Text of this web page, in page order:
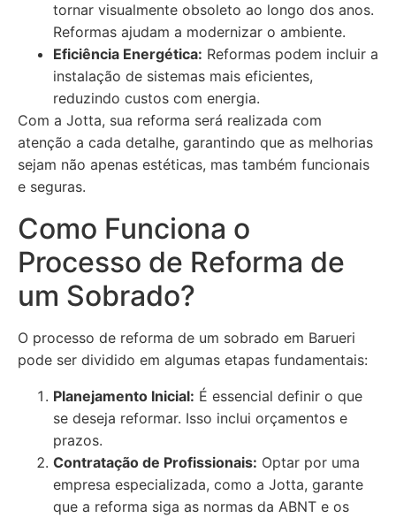
tornar visualmente obsoleto ao longo dos anos.
Reformas ajudam a modernizar o ambiente.
Eficiência Energética: Reformas podem incluir a
instalação de sistemas mais eficientes,
reduzindo custos com energia.
Com a Jotta, sua reforma será realizada com
atenção a cada detalhe, garantindo que as melhorias
sejam não apenas estéticas, mas também funcionais
e seguras.
Como Funciona o
Processo de Reforma de
um Sobrado?
O processo de reforma de um sobrado em Barueri
pode ser dividido em algumas etapas fundamentais:
Planejamento Inicial: É essencial definir o que
se deseja reformar. Isso inclui orçamentos e
prazos.
Contratação de Profissionais: Optar por uma
empresa especializada, como a Jotta, garante
que a reforma siga as normas da ABNT e os